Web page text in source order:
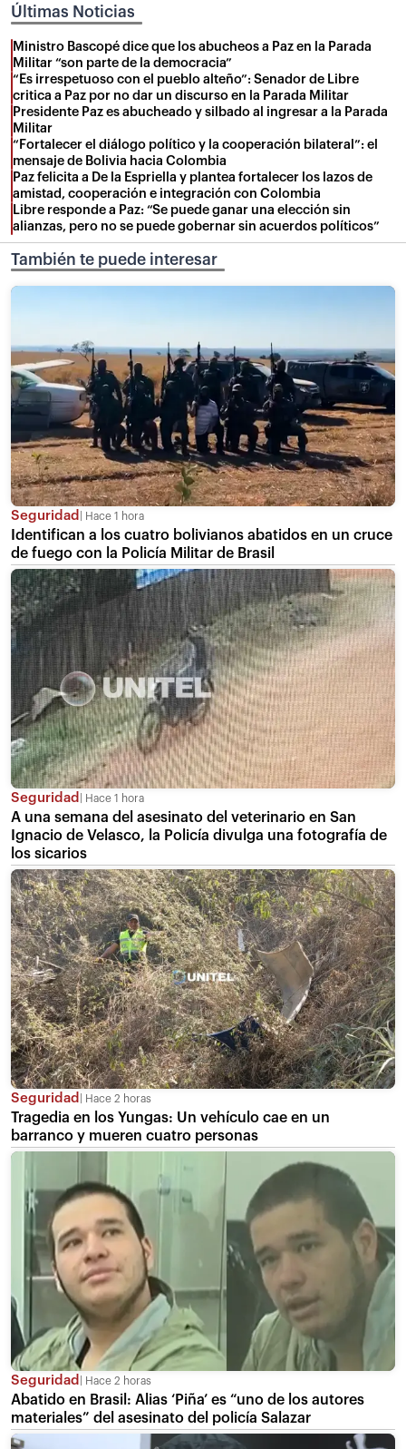
Últimas Noticias
Ministro Bascopé dice que los abucheos a Paz en la Parada
Militar “son parte de la democracia”
“Es irrespetuoso con el pueblo alteño”: Senador de Libre
critica a Paz por no dar un discurso en la Parada Militar
Presidente Paz es abucheado y silbado al ingresar a la Parada
Militar
“Fortalecer el diálogo político y la cooperación bilateral”: el
mensaje de Bolivia hacia Colombia
Paz felicita a De la Espriella y plantea fortalecer los lazos de
amistad, cooperación e integración con Colombia
Libre responde a Paz: “Se puede ganar una elección sin
alianzas, pero no se puede gobernar sin acuerdos políticos”
También te puede interesar
Seguridad Hace 1 hora
Identifican a los cuatro bolivianos abatidos en un cruce
de fuego con la Policía Militar de Brasil
Seguridad Hace 1 hora
A una semana del asesinato del veterinario en San
Ignacio de Velasco, la Policía divulga una fotografía de
los sicarios
Seguridad Hace 2 horas
Tragedia en los Yungas: Un vehículo cae en un
barranco y mueren cuatro personas
Seguridad Hace 2 horas
Abatido en Brasil: Alias ‘Piña’ es “uno de los autores
materiales” del asesinato del policía Salazar